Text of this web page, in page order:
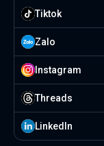
Tiktok
Zalo
Instagram
Threads
Linkedln